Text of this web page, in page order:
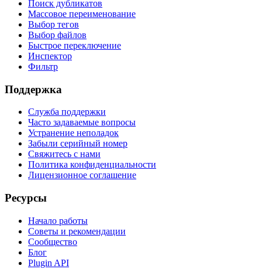
Поиск дубликатов
Массовое переименование
Выбор тегов
Выбор файлов
Быстрое переключение
Инспектор
Фильтр
Поддержка
Служба поддержки
Часто задаваемые вопросы
Устранение неполадок
Забыли серийный номер
Свяжитесь с нами
Политика конфиденциальности
Лицензионное соглашение
Ресурсы
Начало работы
Советы и рекомендации
Сообщество
Блог
Plugin API